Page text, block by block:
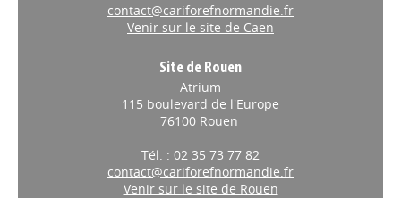
contact@cariforefnormandie.fr
Venir sur le site de Caen
Site de Rouen
Atrium
115 boulevard de l'Europe
76100 Rouen
Tél. : 02 35 73 77 82
contact@cariforefnormandie.fr
Venir sur le site de Rouen